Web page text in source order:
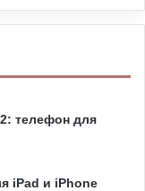
телефон для
iPad и iPhone